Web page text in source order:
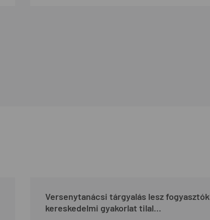
Versenytanácsi tárgyalás lesz
kereskedelmi gyakorlat tilal...